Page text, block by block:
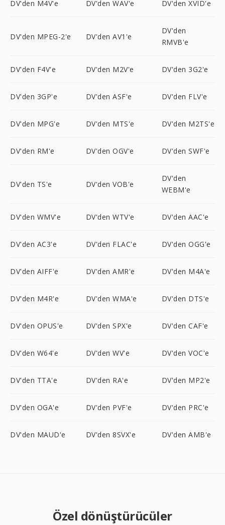
DV'den M4V'e DV'den WAV'e DV'den XVID'e
DV'den MPEG-2'e DV'den AV1'e
DV'den
RMVB'e
DV'den F4V'e DV'den M2V'e DV'den 3G2'e
DV'den 3GP'e DV'den ASF'e DV'den FLV'e
DV'den MPG'e DV'den MTS'e DV'den M2TS'e
DV'den RM'e DV'den OGV'e DV'den SWF'e
DV'den TS'e DV'den VOB'e
DV'den
WEBM'e
DV'den WMV'e DV'den WTV'e DV'den AAC'e
DV'den AC3'e DV'den FLAC'e DV'den OGG'e
DV'den AIFF'e DV'den AMR'e DV'den M4A'e
DV'den M4R'e DV'den WMA'e DV'den DTS'e
DV'den OPUS'e DV'den SPX'e DV'den CAF'e
DV'den W64'e DV'den WV'e DV'den VOC'e
DV'den TTA'e DV'den RA'e DV'den MP2'e
DV'den OGA'e DV'den PVF'e DV'den PRC'e
DV'den MAUD'e DV'den 8SVX'e DV'den AMB'e
Özel dönüştürücüler